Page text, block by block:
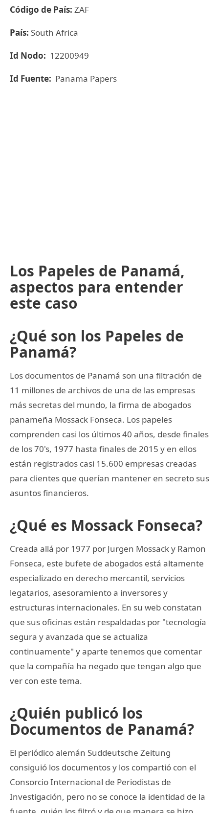
Código de País: ZAF
País: South Africa
Id Nodo: 12200949
Id Fuente: Panama Papers
Los Papeles de Panamá,
aspectos para entender
este caso
¿Qué son los Papeles de
Panamá?
Los documentos de Panamá son una filtración de
11 millones de archivos de una de las empresas
más secretas del mundo, la firma de abogados
panameña Mossack Fonseca. Los papeles
comprenden casi los últimos 40 años, desde finales
de los 70's, 1977 hasta finales de 2015 y en ellos
están registrados casi 15.600 empresas creadas
para clientes que querían mantener en secreto sus
asuntos financieros.
¿Qué es Mossack Fonseca?
Creada allá por 1977 por Jurgen Mossack y Ramon
Fonseca, este bufete de abogados está altamente
especializado en derecho mercantil, servicios
legatarios, asesoramiento a inversores y
estructuras internacionales. En su web constatan
que sus oficinas están respaldadas por "tecnología
segura y avanzada que se actualiza
continuamente" y aparte tenemos que comentar
que la compañía ha negado que tengan algo que
ver con este tema.
¿Quién publicó los
Documentos de Panamá?
El periódico alemán Suddeutsche Zeitung
consiguió los documentos y los compartió con el
Consorcio Internacional de Periodistas de
Investigación, pero no se conoce la identidad de la